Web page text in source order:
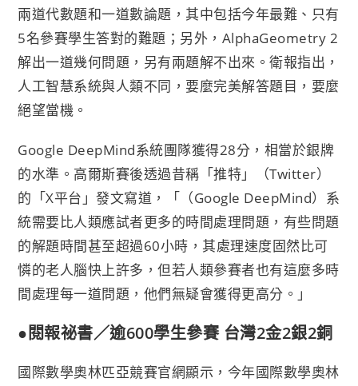
兩道代數題和一道數論題，其中包括今年最難、只有
5名參賽學生答對的難題；另外，AlphaGeometry 2
解出一道幾何問題，另有兩題解不出來。衛報指出，
人工智慧系統與人類不同，要麼完美解答題目，要麼
絕望當機。
Google DeepMind系統團隊獲得28分，相當於銀牌
的水準。高爾斯賽後透過昔稱「推特」（Twitter）
的「X平台」發文寫道，「（Google DeepMind）系
統需要比人類應試者更多的時間處理問題，有些問題
的解題時間甚至超過60小時，其處理速度固然比可
憐的老人腦快上許多，但若人類參賽者也有這麼多時
間處理每一道問題，他們無疑會獲得更高分。」
●閱報祕書／逾600學生參賽 台灣2金2銀2銅
國際數學奧林匹亞競賽官網顯示，今年國際數學奧林